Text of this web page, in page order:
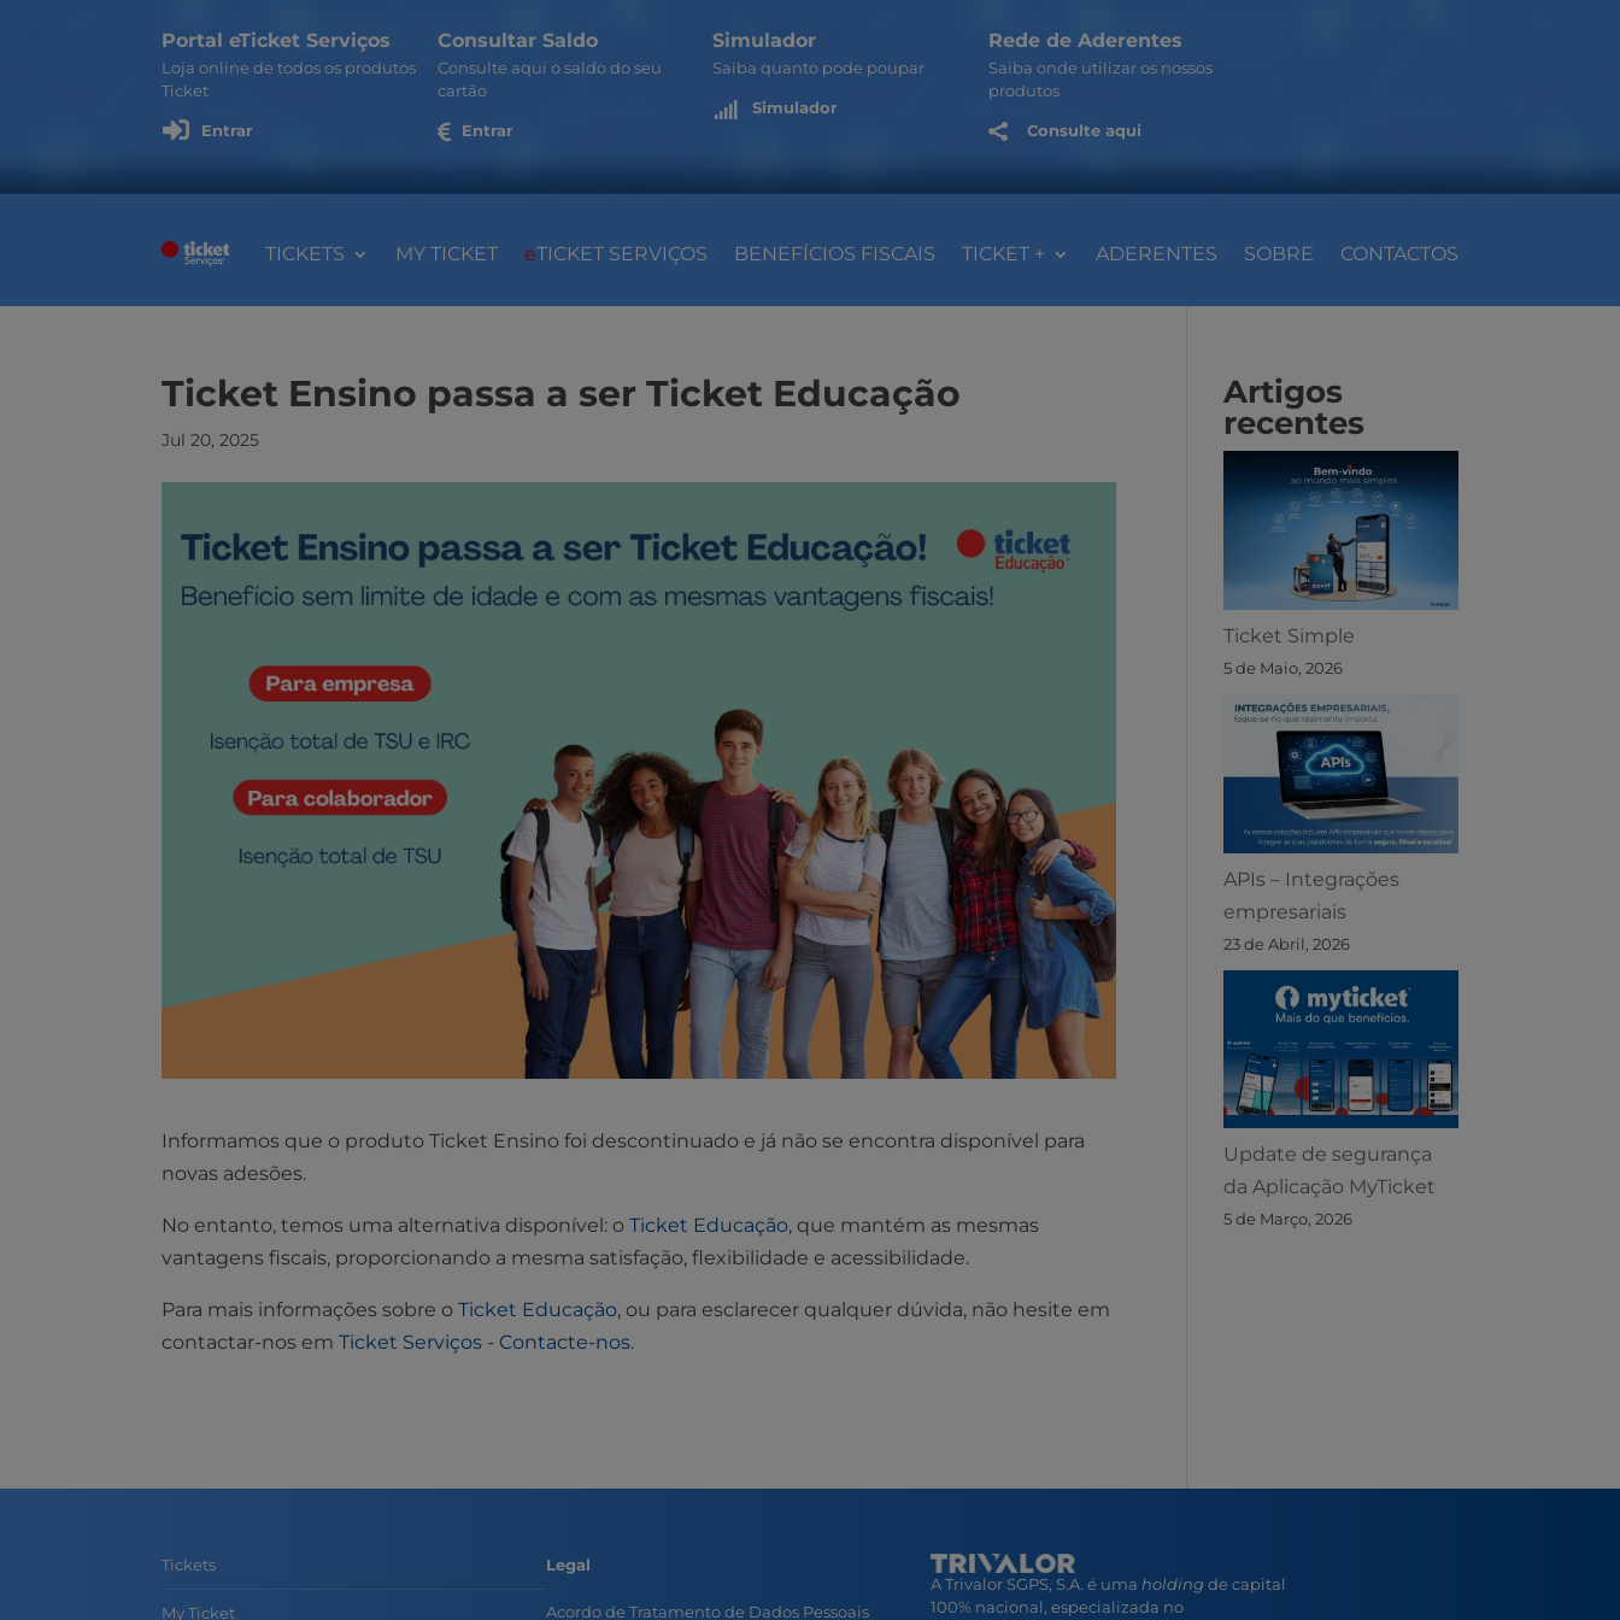
Portal eTicket Serviços
Loja online de todos os produtos
Ticket
 Entrar
Consultar Saldo
Consulte aqui o saldo do seu
cartão
 Entrar
Simulador
Saiba quanto pode poupar
 Simulador
Rede de Aderentes
Saiba onde utilizar os nossos
produtos
 Consulte aqui
TICKETS MY TICKET eTICKET SERVIÇOS BENEFÍCIOS FISCAIS TICKET + ADERENTES SOBRE CONTACTOS
Ticket Ensino passa a ser Ticket Educação
Jul 20, 2025
Informamos que o produto Ticket Ensino foi descontinuado e já não se encontra disponível para
novas adesões.
No entanto, temos uma alternativa disponível: oTicket Educação, que mantém as mesmas
vantagens fiscais, proporcionando a mesma satisfação, flexibilidade e acessibilidade.
Para mais informações sobre oTicket Educação, ou para esclarecer qualquer dúvida, não hesite em
contactar-nos emTicket Serviços - Contacte-nos.
Artigos
recentes
Ticket Simple
5 de Maio, 2026
APIs – Integrações
empresariais
23 de Abril, 2026
Update de segurança
da Aplicação MyTicket
5 de Março, 2026
Tickets
My Ticket
Legal
Acordo de Tratamento de Dados Pessoais
A Trivalor SGPS, S.A. é uma holding de capital
100% nacional, especializada no